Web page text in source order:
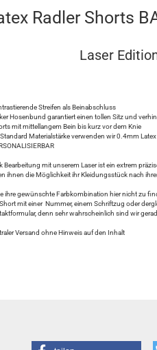
Radler Shorts
Streifen als Beinabschluss
Hosenbund garantiert einen tollen Sitz und
mit mittellangem Bein bis kurz vor dem Knie
Standard Materialstärke verwenden wir 0.4mm Latex
Bearbeitung mit unserem Laser ist ein extrem
ihnen die Möglichkeit ihr Kleidungsstück nach
ihre gewünschte Farbkombination hier nicht zu
mit einer Nummer, einem Schriftzug oder
denn sehr wahrscheinlich sind wir
Versand ohne Hinweis auf den Inhalt